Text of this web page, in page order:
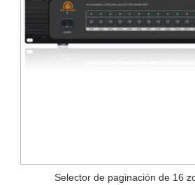
Selector de paginación de 16